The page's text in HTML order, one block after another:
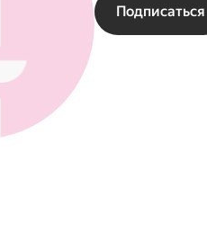
Подписаться